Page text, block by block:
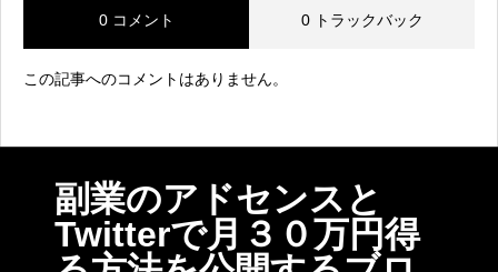
0 コメント 0 トラックバック
この記事へのコメントはありません。
副業のアドセンスと
Twitterで月３０万円得